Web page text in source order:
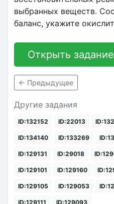
выбранных веществ.
баланс, укажите
Открыть
← Предыдущее
Другие задания
ID:132152 ID:22013
ID:134140 ID:133269
ID:129131 ID:29018
ID:129101 ID:129160
ID:129105 ID:129053
ID:129111 ID:129093